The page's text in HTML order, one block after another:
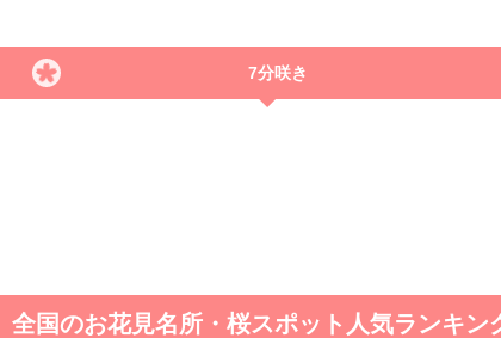
7分咲き
全国のお花見名所・桜スポット人気ランキン